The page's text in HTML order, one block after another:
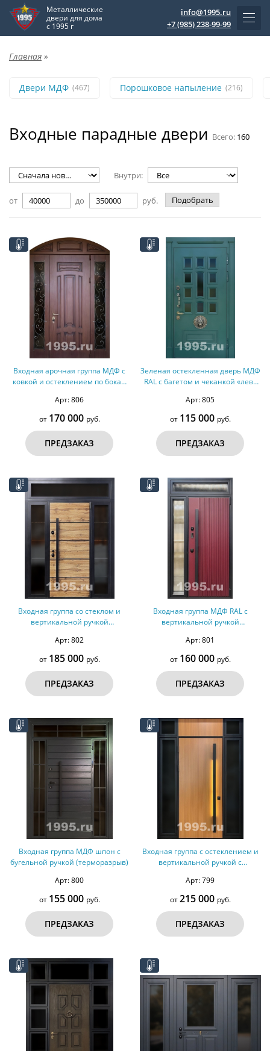
Металлические
двери для дома
с 1995 г
info@1995.ru
+7 (985) 238-99-99
Главная »
Двери МДФ (467) Порошковое напыление (216)
Входные парадные двери Всего: 160
Внутри:
от до руб. Подобрать
Входная арочная группа МДФ с
ковкой и остеклением по бокам
Арт: 806
от 170 000 руб.
ПРЕДЗАКАЗ
Зеленая остекленная дверь МДФ
RAL с багетом и чеканкой «лев»
Арт: 805
от 115 000 руб.
ПРЕДЗАКАЗ
Входная группа со стеклом и
вертикальной ручкой
сталь)
Арт: 802
от 185 000 руб.
ПРЕДЗАКАЗ
Входная группа МДФ RAL с
вертикальной ручкой
Арт: 801
от 160 000 руб.
ПРЕДЗАКАЗ
Входная группа МДФ шпон с
бугельной ручкой (терморазрыв)
Арт: 800
от 155 000 руб.
ПРЕДЗАКАЗ
Входная группа с остеклением и
вертикальной ручкой с
Арт: 799
от215 000 руб.
ПРЕДЗАКАЗ